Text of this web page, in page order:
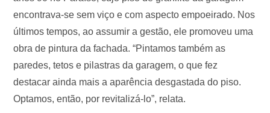
encontrava-se sem viço e com aspecto empoeirado. Nos
últimos tempos, ao assumir a gestão, ele promoveu uma
obra de pintura da fachada. “Pintamos também as
paredes, tetos e pilastras da garagem, o que fez
destacar ainda mais a aparência desgastada do piso.
Optamos, então, por revitalizá-lo”, relata.